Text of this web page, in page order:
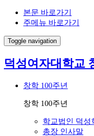
본문 바로가기
주메뉴 바로가기
Toggle navigation
덕성여자대학교
창학 100주년
창학 100주년
학교법인 덕성
총장 인사말